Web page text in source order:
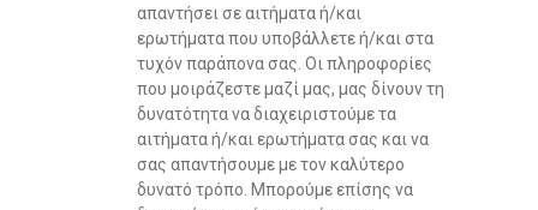
απαντήσει σε αιτήματα ή/και
ερωτήματα που υποβάλλετε ή/και στα
τυχόν παράπονα σας. Οι πληροφορίες
που μοιράζεστε μαζί μας, μας δίνουν τη
δυνατότητα να διαχειριστούμε τα
αιτήματα ή/και ερωτήματα σας και να
σας απαντήσουμε με τον καλύτερο
δυνατό τρόπο. Μπορούμε επίσης να